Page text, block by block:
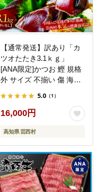
【通常発送】訳あり「カ
ツオたたき3.1ｋｇ」
[ANA限定]かつお 鰹 規格
外 サイズ 不揃い 傷 海鮮
本場 高知 かつおのたたき
5.0 （1）
16,000円
高知県 芸西村